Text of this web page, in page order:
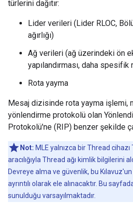
türlerini dağıtır:
Lider verileri (Lider RLOC,
ağırlığı)
Ağ verileri (ağ üzerindeki ön
yapılandırması, daha spesifik
Rota yayma
Mesaj dizisinde rota yayma işlemi,
yönlendirme protokolü olan
Protokolü'ne (RIP) benzer şekilde
Not: MLE yalnızca bir Thread
aracılığıyla Thread ağı kimlik bilgilerini
Devreye alma ve güvenlik, bu
ayrıntılı olarak ele alınacaktır. Bu
sunulduğu varsayılmaktadır.